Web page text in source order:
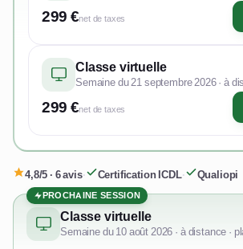
299 €net de taxes
Classe virtuelle
Semaine du 21 septembre 2026 · à
299 €net de taxes
4,8/5 · 6 avis· Certification ICDL· Qualiopi
PROCHAINE SESSION
Classe virtuelle
Semaine du 10 août 2026 · à distance ·